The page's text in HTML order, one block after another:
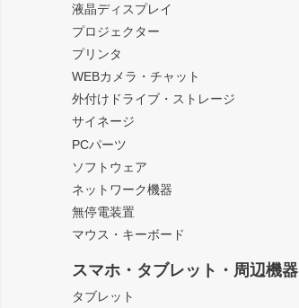
液晶ディスプレイ
プロジェクター
プリンタ
WEBカメラ・チャット
外付けドライブ・ストレージ
サイネージ
PCパーツ
ソフトウェア
ネットワーク機器
無停電装置
マウス・キーボード
スマホ・タブレット・周辺機器
タブレット